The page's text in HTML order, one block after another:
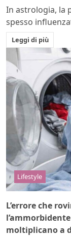
In astrologia, la
spesso
Leggi di più
Lifestyle
L’errore che
moltiplicano a